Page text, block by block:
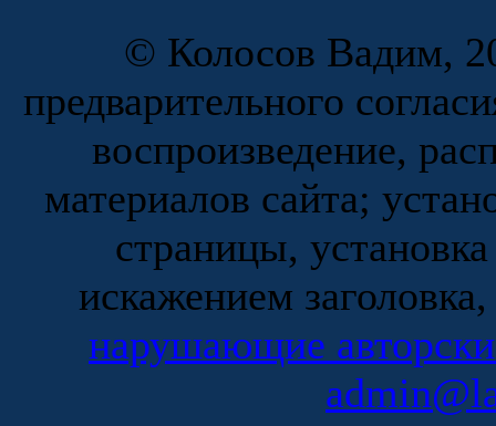
© Колосов Вадим,
предварительного
воспроизведение,
материалов сайта;
страницы,
искажением
нарушающие